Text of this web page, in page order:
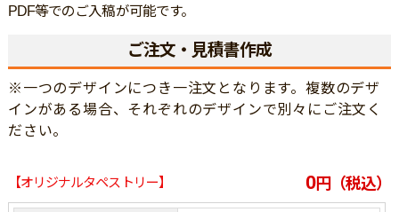
PDF等でのご入稿が可能です。
ご注文・見積書作成
※一つのデザインにつき一注文となります。複数のデザ
インがある場合、それぞれのデザインで別々にご注文く
ださい。
【オリジナルタペストリー】 0円（税込）